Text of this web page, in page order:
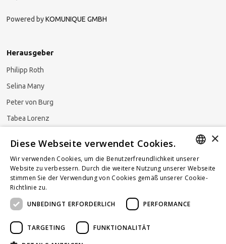
Powered byKOMUNIQUE GMBH
Herausgeber
Philipp Roth
Selina Many
Peter von Burg
Tabea Lorenz
Newsletter abonnieren
GERMAN
FRENCH
×
Diese Webseite verwendet Cookies.
Wir verwenden Cookies, um die Benutzerfreundlichkeit unserer
Website zu verbessern. Durch die weitere Nutzung unserer Webseite
stimmen Sie der Verwendung von Cookies gemäß unserer Cookie-
Richtlinie zu.
UNBEDINGT ERFORDERLICH
PERFORMANCE
TARGETING FUNKTIONALITÄT